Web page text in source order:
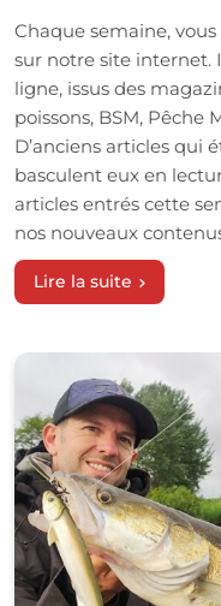
Chaque semaine,
sur notre site internet.
ligne, issus des
poissons, BSM, Pêche
D’anciens articles qui
basculent eux en
articles entrés cette
nos nouveaux
Lire la suite